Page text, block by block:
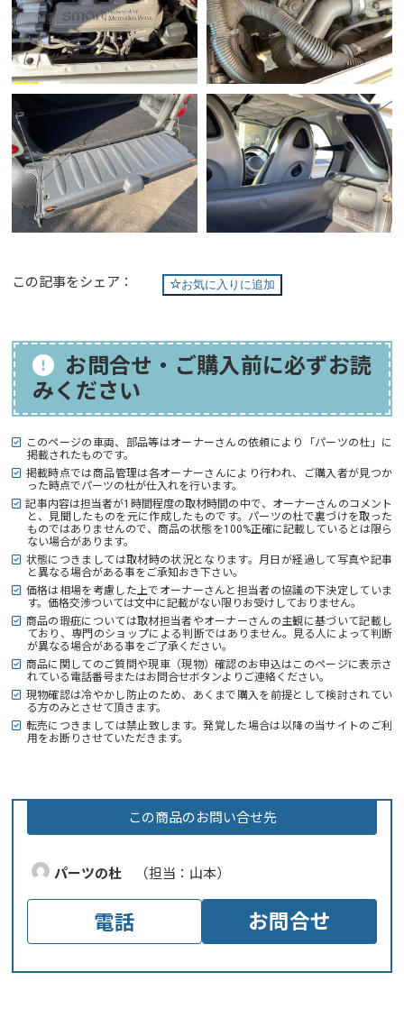
お気に入りに追加
この記事をシェア：
お問合せ・ご購入前に必ずお読
みください
このページの車両、部品等はオーナーさんの依頼により「パーツの杜」に
掲載されたものです。
掲載時点では商品管理は各オーナーさんにより行われ、ご購入者が見つか
った時点でパーツの杜が仕入れを行います。
記事内容は担当者が1時間程度の取材時間の中で、オーナーさんのコメント
と、見聞したものを元に作成したものです。パーツの杜で裏づけを取った
ものではありませんので、商品の状態を100%正確に記載しているとは限ら
ない場合があります。
状態につきましては取材時の状況となります。月日が経過して写真や記事
と異なる場合がある事をご承知おき下さい。
価格は相場を考慮した上でオーナーさんと担当者の協議の下決定していま
す。価格交渉ついては文中に記載がない限りお受けしておりません。
商品の瑕疵については取材担当者やオーナーさんの主観に基づいて記載し
ており、専門のショップによる判断ではありません。見る人によって判断
が異なる場合がある事をご了承ください。
商品に関してのご質問や現車（現物）確認のお申込はこのページに表示さ
れている電話番号またはお問合せボタンよりご連絡ください。
現物確認は冷やかし防止のため、あくまで購入を前提として検討されてい
る方のみとさせて頂きます。
転売につきましては禁止致します。発覚した場合は以降の当サイトのご利
用をお断りさせていただきます。
この商品のお問い合せ先
パーツの杜 （担当：山本）
電話 お問合せ